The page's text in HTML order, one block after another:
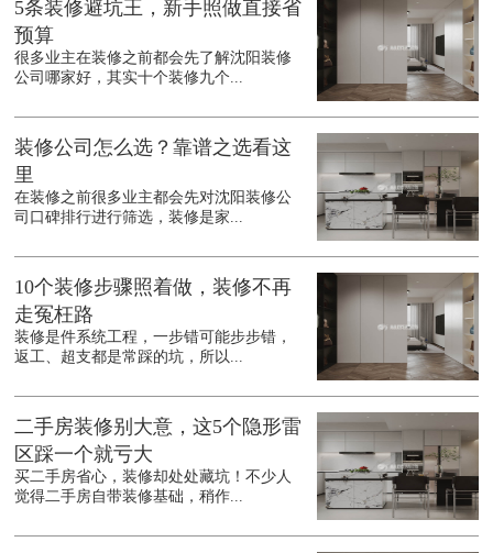
5条装修避坑王，新手照做直接省
预算
很多业主在装修之前都会先了解沈阳装修
公司哪家好，其实十个装修九个...
装修公司怎么选？靠谱之选看这
里
在装修之前很多业主都会先对沈阳装修公
司口碑排行进行筛选，装修是家...
10个装修步骤照着做，装修不再
走冤枉路
装修是件系统工程，一步错可能步步错，
返工、超支都是常踩的坑，所以...
二手房装修别大意，这5个隐形雷
区踩一个就亏大
买二手房省心，装修却处处藏坑！不少人
觉得二手房自带装修基础，稍作...